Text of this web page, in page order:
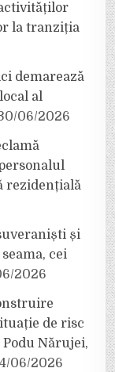
la tranziția
demarează
al
06/2026
rezidențială
și
cei
2026
de risc
Nărujei,
06/2026